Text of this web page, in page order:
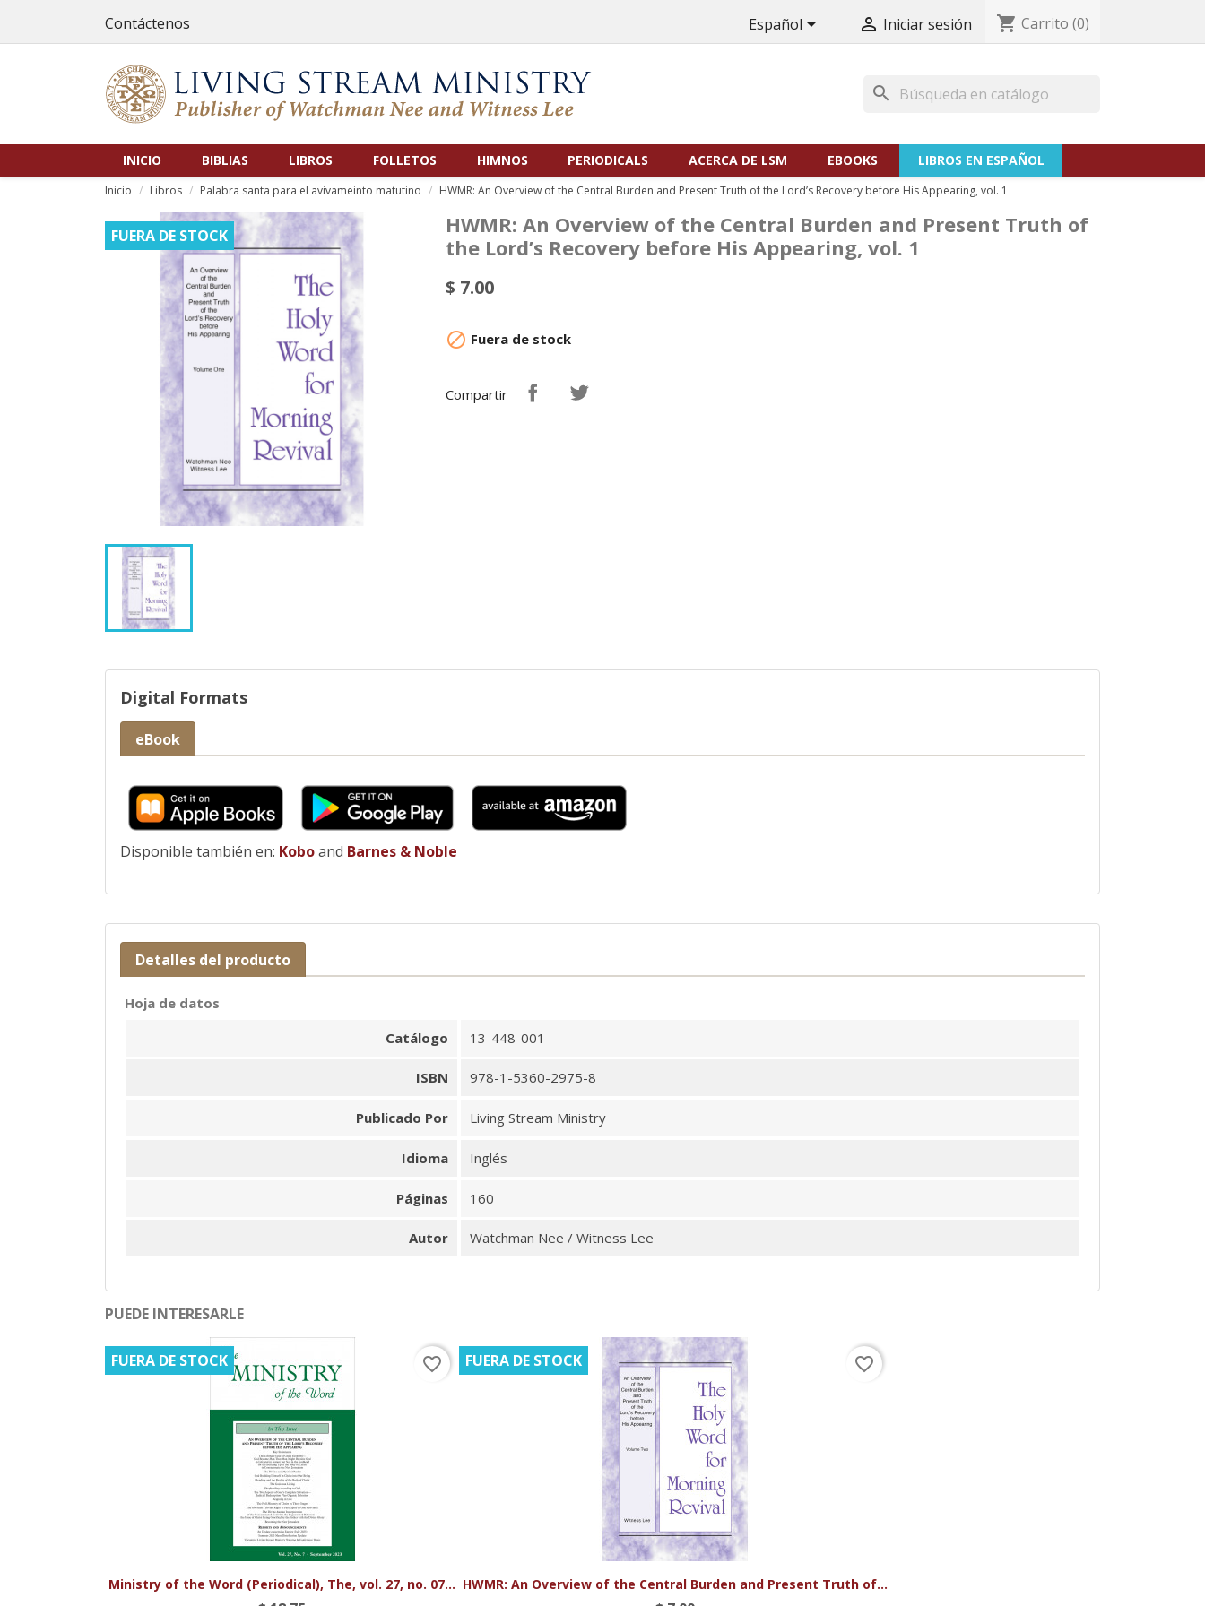
Contáctenos Español  Iniciar sesión shopping_cart Carrito (0)
search
INICIO BIBLIAS LIBROS FOLLETOS HIMNOS PERIODICALS ACERCA DE LSM EBOOKS LIBROS EN ESPAÑOL
Inicio Libros Palabra santa para el avivameinto matutino HWMR: An Overview of the Central Burden and Present Truth of the Lord’s Recovery before His Appearing, vol. 1
FUERA DE STOCK
HWMR: An Overview of the Central Burden and Present Truth of
the Lord’s Recovery before His Appearing, vol. 1
$ 7.00
 Fuera de stock
Compartir
Digital Formats
eBook
Disponible también en: Koboand Barnes & Noble
Detalles del producto
Hoja de datos
Catálogo
13-448-001
ISBN 978-1-5360-2975-8
Publicado Por Living Stream Ministry
Idioma Inglés
Páginas 160
Autor Watchman Nee / Witness Lee
PUEDE INTERESARLE
 Vista rápida
Ministry of the Word (Periodical), The, vol. 27, no. 07...
FUERA DE STOCK favorite_border
Vista rápida
HWMR: An Overview of the Central Burden and Present Truth of...
FUERA DE STOCK favorite_border